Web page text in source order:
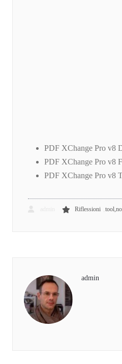
PDF XChange Pro v8
PDF XChange Pro v8
PDF XChange Pro v8
Riflessioni
admin